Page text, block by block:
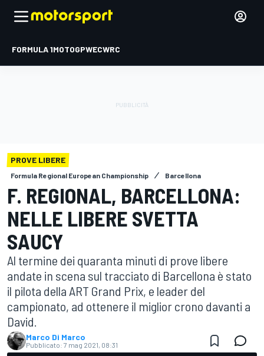
FORMULA 1MOTOGPWECWRC
PROVE LIBERE
Formula Regional European Championship Barcellona
F. REGIONAL, BARCELLONA:
NELLE LIBERE SVETTA
SAUCY
Al termine dei quaranta minuti di prove libere
andate in scena sul tracciato di Barcellona è stato
il pilota della ART Grand Prix, e leader del
campionato, ad ottenere il miglior crono davanti a
David.
Marco Di Marco
Pubblicato: 7 mag 2021, 08:31